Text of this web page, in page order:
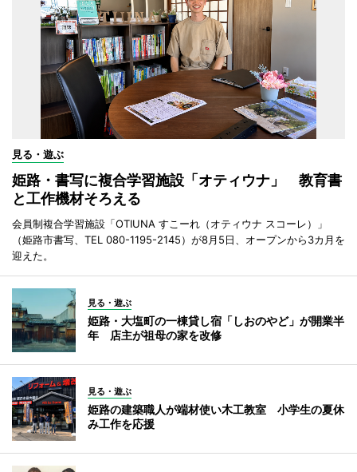
見る・遊ぶ
姫路・書写に複合学習施設「オティウナ」 教育書
と工作機材そろえる
会員制複合学習施設「OTIUNA すこーれ（オティウナ スコーレ）」
（姫路市書写、TEL 080-1195-2145）が8月5日、オープンから3カ月を
迎えた。
見る・遊ぶ
姫路・大塩町の一棟貸し宿「しおのやど」が開業半
年 店主が祖母の家を改修
見る・遊ぶ
姫路の建築職人が端材使い木工教室 小学生の夏休
み工作を応援